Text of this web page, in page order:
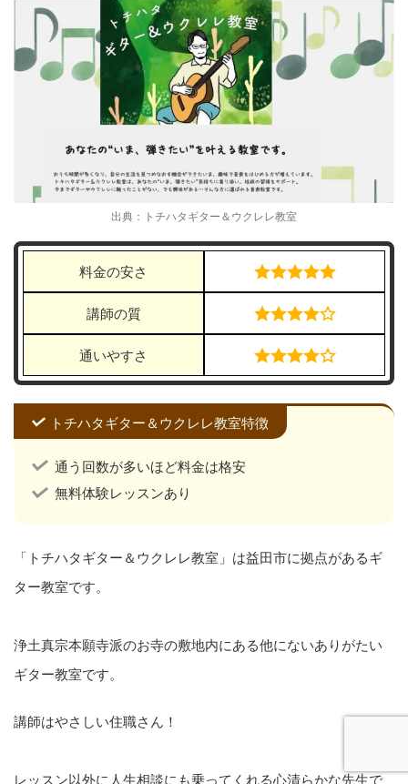
出典：トチハタギター＆ウクレレ教室
料金の安さ
講師の質
通いやすさ
トチハタギター＆ウクレレ教室特徴
通う回数が多いほど料金は格安
無料体験レッスンあり
「トチハタギター＆ウクレレ教室」は益田市に拠点があるギ
ター教室です。
浄土真宗本願寺派のお寺の敷地内にある他にないありがたい
ギター教室です。
講師はやさしい住職さん！
レッスン以外に人生相談にも乗ってくれる心清らかな先生で